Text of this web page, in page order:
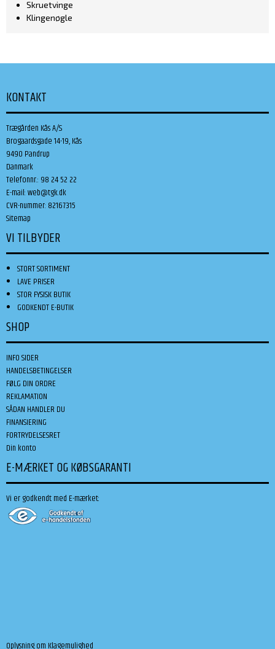
Skruetvinge
Klingenøgle
KONTAKT
Trægården Kås A/S
Brogaardsgade 14-19, Kås
9490 Pandrup
Danmark
Telefonnr.: 98 24 52 22
E-mail:web@tgk.dk
CVR-nummer: 82167315
Sitemap
VI TILBYDER
STORT SORTIMENT
LAVE PRISER
STOR FYSISK BUTIK
GODKENDT E-BUTIK
SHOP
INFO SIDER
HANDELSBETINGELSER
FØLG DIN ORDRE
REKLAMATION
SÅDAN HANDLER DU
FINANSIERING
FORTRYDELSESRET
Din konto
E-MÆRKET OG KØBSGARANTI
Vi er godkendt med E-mærket:
Oplysning om Klagemulighed